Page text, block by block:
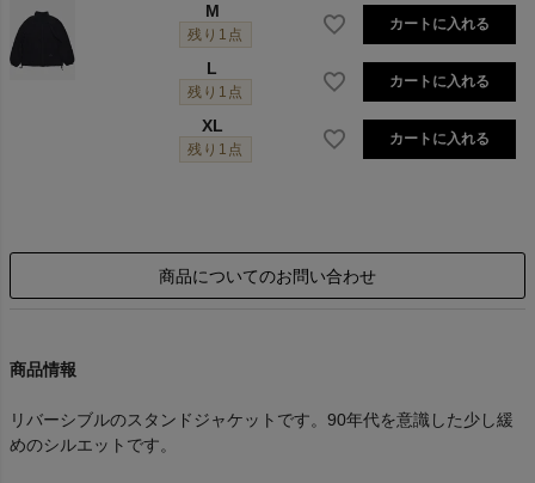
M
残り1点
カートに入れる
L
残り1点
カートに入れる
XL
残り1点
カートに入れる
商品についてのお問い合わせ
商品情報
リバーシブルのスタンドジャケットです。90年代を意識した少し緩
めのシルエットです。